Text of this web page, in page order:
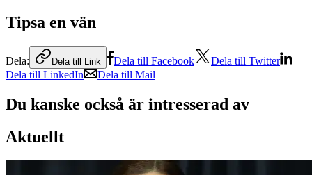
Tipsa en vän
Dela: Dela till Link Dela till Facebook
Dela till Twitter
Dela till LinkedIn
Dela till Mail
Du kanske också är intresserad av
Aktuellt